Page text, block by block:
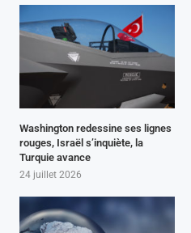
Washington redessine ses lignes
rouges, Israël s’inquiète, la
Turquie avance
24 juillet 2026